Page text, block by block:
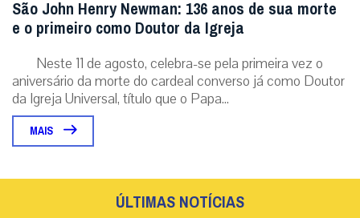
São John Henry Newman: 136 anos de sua morte
e o primeiro como Doutor da Igreja
Neste 11 de agosto, celebra-se pela primeira vez o
aniversário da morte do cardeal converso já como Doutor
da Igreja Universal, título que o Papa...
MAIS
ÚLTIMAS NOTÍCIAS